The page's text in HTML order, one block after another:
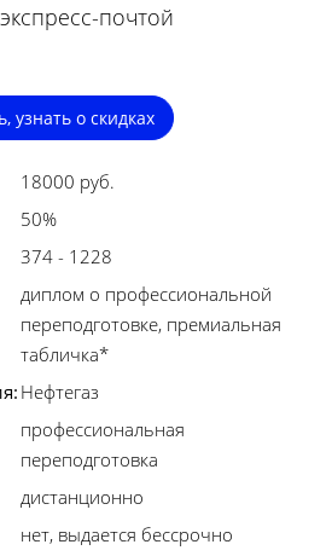
почтой
узнать о скидках
18000 руб.
50%
374 - 1228
диплом о профессиональной
переподготовке, премиальная
табличка*
Нефтегаз
профессиональная
переподготовка
дистанционно
нет, выдается бессрочно